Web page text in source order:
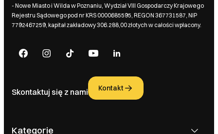
- Nowe Miasto i Wilda w Poznaniu, Wydział VIII Gospodarczy Krajowego
Rejestru Sądowego pod nr KRS 0000685595, REGON 367731587, NIP
7792467259, kapitał zakładowy 306.288,00 złotych w całości wpłacony.
Skontaktuj się z nami Kontakt
Kategorie